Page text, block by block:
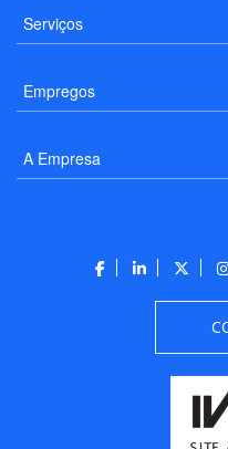
Serviços
Empregos
A Empresa